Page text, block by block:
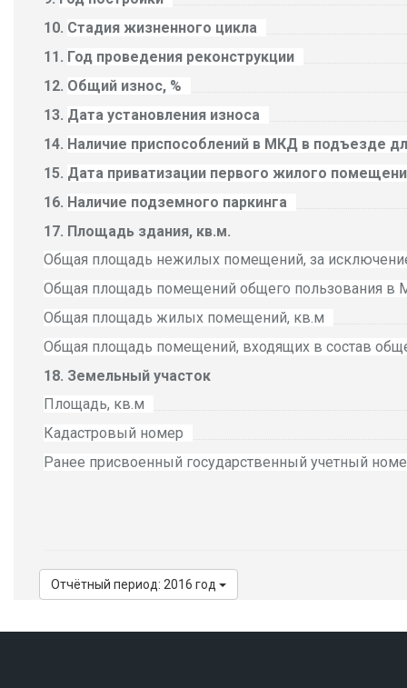
Стадия жизненного цикла
Год проведения реконструкции
Общий износ, %
Дата установления износа
Наличие приспособлений в МКД в подъезде
Дата приватизации первого жилого
Наличие подземного паркинга
Площадь здания, кв.м.
Общая площадь нежилых помещений, за
Общая площадь помещений общего пользования в
Общая площадь жилых помещений, кв.м
Общая площадь помещений, входящих в состав
Земельный участок
Площадь, кв.м
Кадастровый номер
Ранее присвоенный государственный учетный
Отчётный период: 2016 год